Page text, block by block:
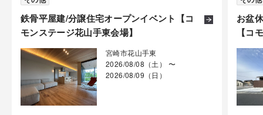
鉄骨平屋建/分譲住宅オープンイベント【コ
モンステージ花山手東会場】
宮崎市花山手東
2026/08/08（土） 〜
2026/08/09（日）
お盆
【コ